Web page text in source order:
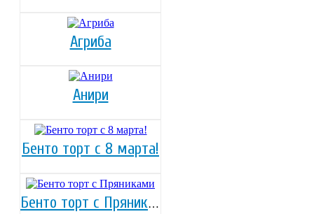
Агриба
Анири
Бенто торт с 8 марта!
Бенто торт с Пряниками